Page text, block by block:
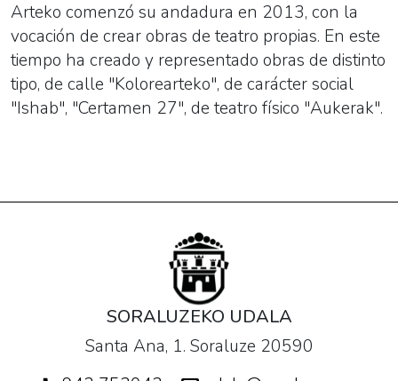
Arteko comenzó su andadura en 2013, con la
vocación de crear obras de teatro propias. En este
tiempo ha creado y representado obras de distinto
tipo, de calle "Kolorearteko", de carácter social
"Ishab", "Certamen 27", de teatro físico "Aukerak".
SORALUZEKO UDALA
Santa Ana, 1. Soraluze 20590